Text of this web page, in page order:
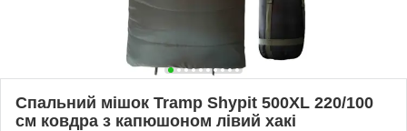
Спальний мішок Tramp Shypit 500XL 220/100
см ковдра з капюшоном лівий хакі